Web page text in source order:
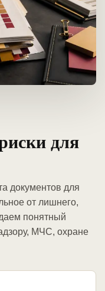
для
документов для
от лишнего,
понятный
МЧС, охране